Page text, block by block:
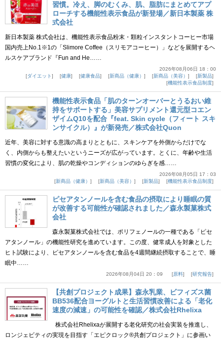
習慣。冷え、脚のむくみ、肌、脂肪にまとめてアプ
ローチする機能性表示食品が新登場／新日本製薬 株
式会社
新日本製薬 株式会社は、機能性表示食品粉末・顆粒インスタントコーヒー市場
国内売上No.1※1の「Slimore Coffee（スリモアコーヒー）」などを展開するヘ
ルスケアブランド『Fun and He……
2026年08月06日 18：00
ダイエット
健康 健康食品 新商品（健康） 新商品（美容）
新製品
機能性表示食品制度
機能性表示食品「肌のターンオーバーとうるおい維
持をサポートする」美容サプリメント還元型コエン
ザイムQ10を配合『feat. Skin cycle（フィート スキ
ンサイクル）』が新発売／株式会社Quon
近年、美容に対する意識の高まりとともに、スキンケアを外側からだけでな
く、内側からも整えたいというニーズが広がっています。とくに、年齢や生活
習慣の変化により、肌の乾燥やコンディションのゆらぎを感……
2026年08月05日 17：03
新商品（健康）
新商品（美容） 新製品 機能性表示食品制度
ピセアタンノールを含む食品の摂取により睡眠の質
が改善する可能性が確認されました／森永製菓株式
会社
森永製菓株式会社では、ポリフェノールの一種である「ピセ
アタンノール」の機能性研究を進めています。この度、健常成人を対象とした
ヒト試験により、ピセアタンノールを含む食品を4週間継続摂取することで、睡
眠中……
2026年08月04日 20：09 原料 研究報告
【共創プロジェクト成果】森永乳業、ビフィズス菌
BB536配合ヨーグルトと生活習慣改善による「老化
速度の減速」の可能性を確認／株式会社Rhelixa
株式会社Rhelixaが展開する老化研究の社会実装を推進し、
ロンジェビティの実現を目指す「エピクロック®共創プロジェクト」に参画い